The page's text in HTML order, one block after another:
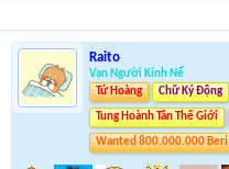
Raito
Vạn Người Kính Nể
Tứ Hoàng
Chữ Ký Động
Tung Hoành Tân Thế Giới
Wanted 800.000.000 Beri